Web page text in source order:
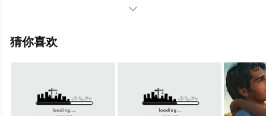
观看高清无删减完整版电影大全就来星辰影视，更多相关

猜你喜欢